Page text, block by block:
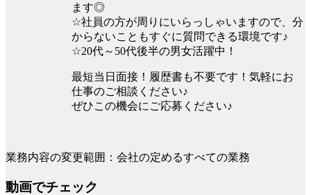
ます◎
☆社員の方が周りにいらっしゃいますので、分
からないこともすぐに質問できる環境です♪
☆20代～50代後半の男女活躍中！
最短当日面接！履歴書も不要です！気軽にお
仕事のご相談ください♪
ぜひこの機会にご応募ください♪
業務内容の変更範囲：会社の定めるすべての業務
動画でチェック